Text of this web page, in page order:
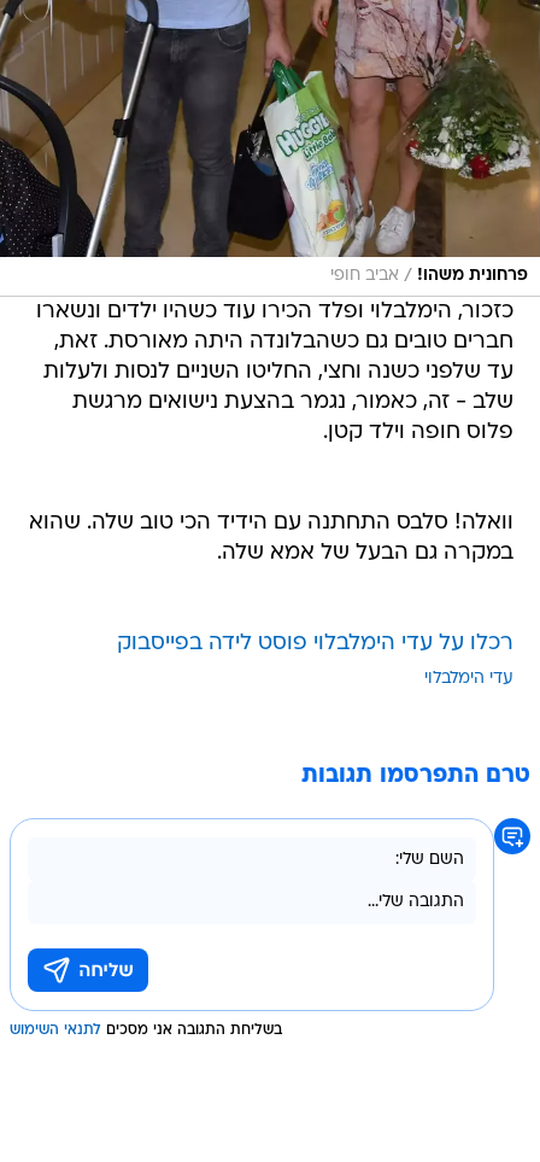
פרחונית משהו! / אביב חופי
כזכור, הימלבלוי ופלד הכירו עוד כשהיו ילדים ונשארו
חברים טובים גם כשהבלונדה היתה מאורסת. זאת,
עד שלפני כשנה וחצי, החליטו השניים לנסות ולעלות
שלב - זה, כאמור, נגמר בהצעת נישואים מרגשת
פלוס חופה וילד קטן.
וואלה! סלבס התחתנה עם הידיד הכי טוב שלה. שהוא
במקרה גם הבעל של אמא שלה.
רכלו על עדי הימלבלוי פוסט לידה בפייסבוק
עדי הימלבלוי
טרם התפרסמו תגובות
בשליחת התגובה אני מסכים לתנאי השימוש